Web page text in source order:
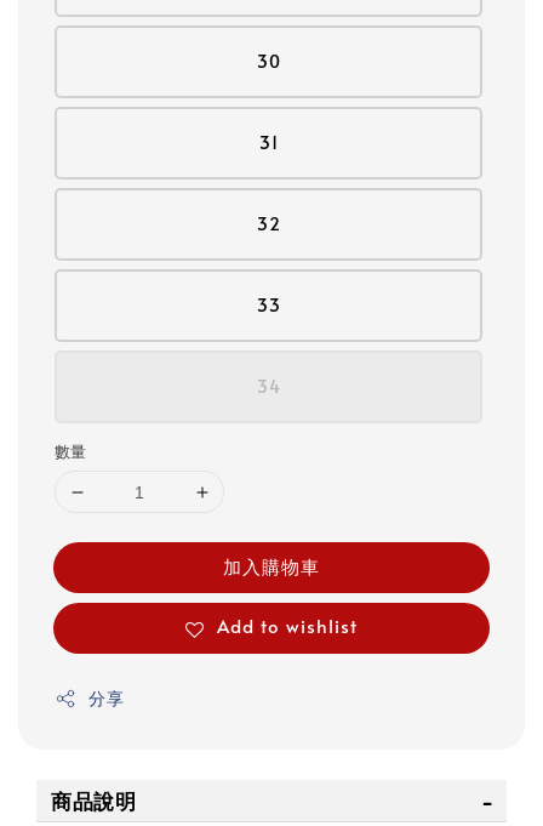
30
31
32
33
34
數量
加入購物車
Add to wishlist
分享
商品說明